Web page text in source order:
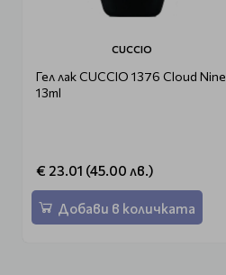
CUCCIO
Гел лак CUCCIO 1376 Cloud Nine
13ml
€ 23.01 (45.00 лв.)
Добави в количката